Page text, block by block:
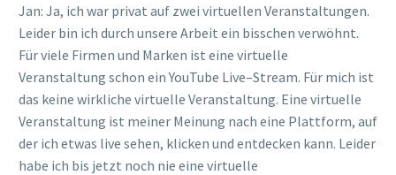
Jan: Ja, ich war privat auf zwei virtuellen Veranstaltungen.
Leider bin ich durch unsere Arbeit ein bisschen verwöhnt.
Für viele Firmen und Marken ist eine virtuelle
Veranstaltung schon ein YouTube Live–Stream. Für mich ist
das keine wirkliche virtuelle Veranstaltung. Eine virtuelle
Veranstaltung ist meiner Meinung nach eine Plattform, auf
der ich etwas live sehen, klicken und entdecken kann. Leider
habe ich bis jetzt noch nie eine virtuelle